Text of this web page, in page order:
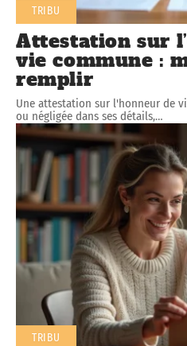
TRIBU
Attestation sur
vie commune :
remplir
Une attestation sur l'honneur de
ou négligée dans ses détails,…
TRIBU